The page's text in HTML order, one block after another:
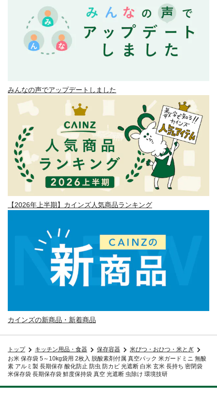
みんなの声でアップデートしました
【2026年上半期】カインズ人気商品ランキング
カインズの新商品・新着商品
トップ キッチン用品・食器 保存容器
米びつ・おひつ・米とぎ
お米 保存袋 5～10kg袋用 2枚入 脱酸素剤付属 真空パック 米ガードミニ 無酸
素 アルミ製 長期保存 酸化防止 防虫 防カビ 光遮断 白米 玄米 長持ち 密閉袋
米保存袋 長期保存袋 鮮度保持袋 真空 光遮断 虫除け 環境技研